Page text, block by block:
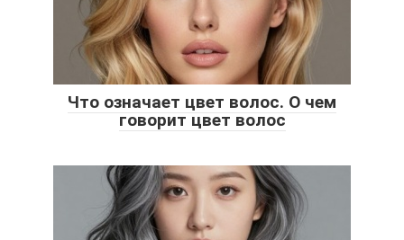
Что означает цвет волос. О чем
говорит цвет волос